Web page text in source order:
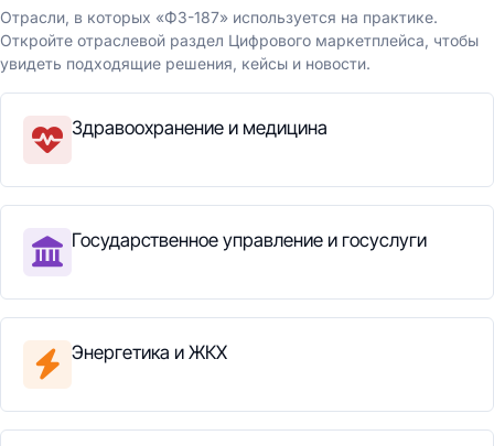
Отрасли, в которых «ФЗ-187» используется на практике.
Откройте отраслевой раздел Цифрового маркетплейса, чтобы
увидеть подходящие решения, кейсы и новости.
Здравоохранение и медицина
Государственное управление и госуслуги
Энергетика и ЖКХ